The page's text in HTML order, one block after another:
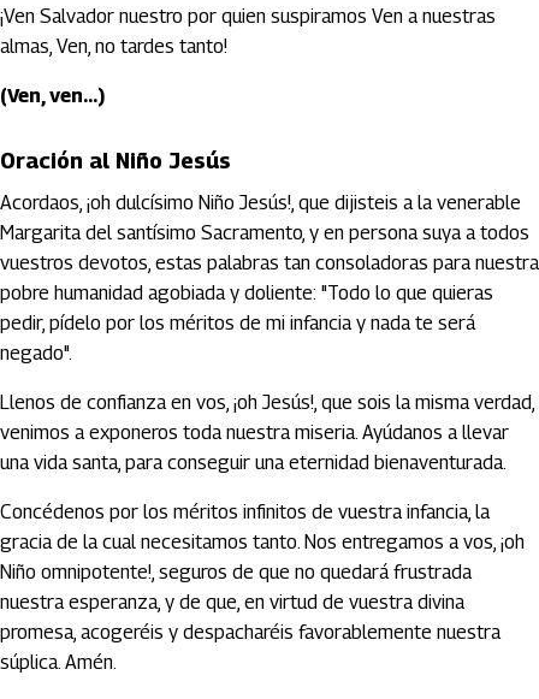
¡Ven Salvador nuestro por quien suspiramos Ven a nuestras
almas, Ven, no tardes tanto!
(Ven, ven...)
Oración al Niño Jesús
Acordaos, ¡oh dulcísimo Niño Jesús!, que dijisteis a la venerable
Margarita del santísimo Sacramento, y en persona suya a todos
vuestros devotos, estas palabras tan consoladoras para nuestra
pobre humanidad agobiada y doliente: "Todo lo que quieras
pedir, pídelo por los méritos de mi infancia y nada te será
negado".
Llenos de confianza en vos, ¡oh Jesús!, que sois la misma verdad,
venimos a exponeros toda nuestra miseria. Ayúdanos a llevar
una vida santa, para conseguir una eternidad bienaventurada.
Concédenos por los méritos infinitos de vuestra infancia, la
gracia de la cual necesitamos tanto. Nos entregamos a vos, ¡oh
Niño omnipotente!, seguros de que no quedará frustrada
nuestra esperanza, y de que, en virtud de vuestra divina
promesa, acogeréis y despacharéis favorablemente nuestra
súplica. Amén.